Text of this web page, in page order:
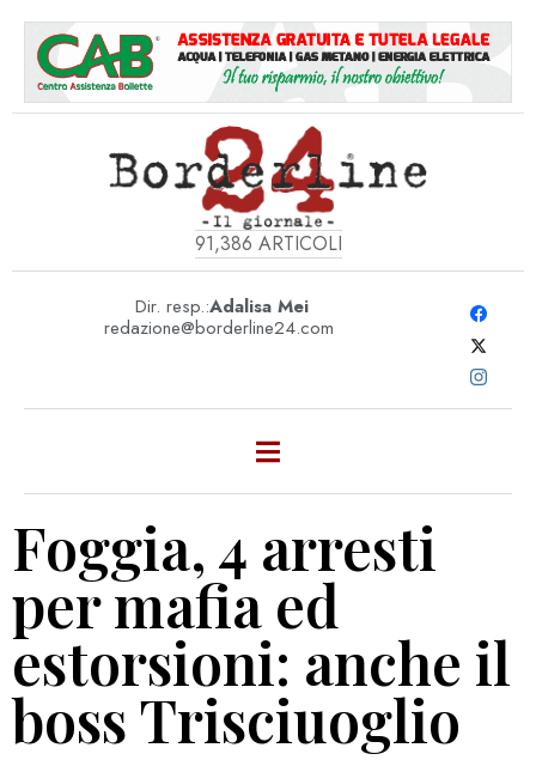
91,386 ARTICOLI
Dir. resp.:Adalisa Mei
redazione@borderline24.com
Foggia, 4 arresti
per mafia ed
estorsioni: anche il
boss Trisciuoglio